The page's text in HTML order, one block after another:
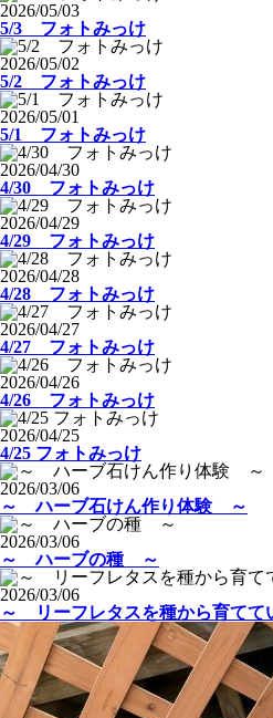
2026/05/03
5/3 フォトみっけ
2026/05/02
5/2 フォトみっけ
2026/05/01
5/1 フォトみっけ
2026/04/30
4/30 フォトみっけ
2026/04/29
4/29 フォトみっけ
2026/04/28
4/28 フォトみっけ
2026/04/27
4/27 フォトみっけ
2026/04/26
4/26 フォトみっけ
2026/04/25
4/25 フォトみっけ
2026/03/06
～ ハーブ石けん作り体験 ～
2026/03/06
～ ハーブの種 ～
2026/03/06
～ リーフレタスを種から育て